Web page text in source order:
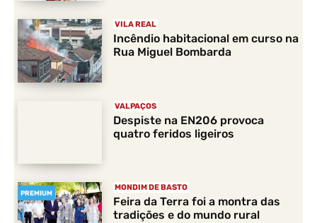
VILA REAL
Incêndio habitacional em curso na
Rua Miguel Bombarda
VALPAÇOS
Despiste na EN206 provoca
quatro feridos ligeiros
PREMIUM
MONDIM DE BASTO
Feira da Terra foi a montra das
tradições e do mundo rural